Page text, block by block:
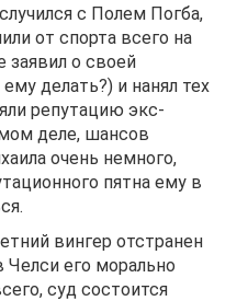
с Полем Погба,
от спорта всего на
заявил о своей
делать?) и нанял тех
репутацию экс-
деле, шансов
очень немного,
пятна ему в
вингер отстранен
Челси его морально
суд состоится